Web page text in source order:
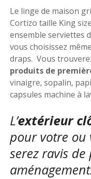
Le linge de maison
Cortizo taille King
ensemble serviettes
vous choisissez
draps. Vous
produits de
vinaigre, sopalin,
capsules machine à
L’extérieur
pour votre ou
serez ravis